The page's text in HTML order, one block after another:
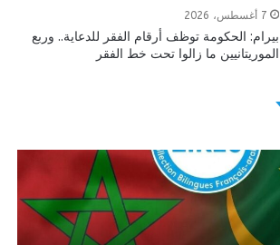
7 أغسطس، 2026
بيرام: الحكومة توظف أرقام الفقر للدعاية.. وربع
الموريتانيين ما زالوا تحت خط الفقر